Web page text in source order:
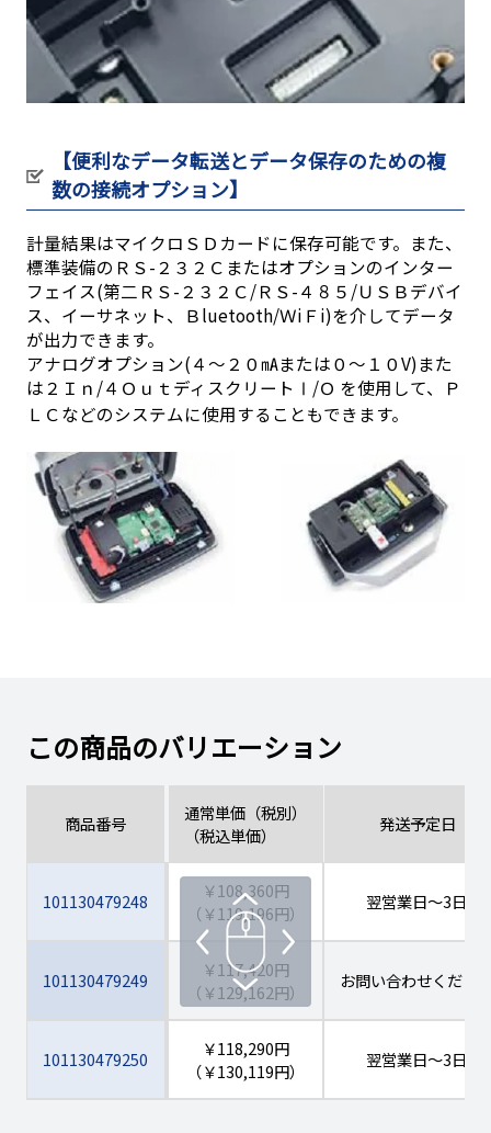
【便利なデータ転送とデータ保存のための複
数の接続オプション】
計量結果はマイクロＳＤカードに保存可能です。また、
標準装備のＲＳ-２３２Ｃまたはオプションのインター
フェイス(第二ＲＳ-２３２Ｃ/ＲＳ-４８５/ＵＳＢデバイ
ス、イーサネット、Ｂluetooth/ＷiＦi)を介してデータ
が出力できます。
アナログオプション(４～２０㎃または０～１０V)また
は２Ｉｎ/４ＯｕｔディスクリートⅠ/Ｏ を使用して、Ｐ
ＬＣなどのシステムに使用することもできます。
この商品のバリエーション
商品番号
通常単価（税別）
（税込単価）
発送予定日
101130479248
￥108,360円
（￥119,196円）
翌営業日～3日
101130479249
￥117,420円
（￥129,162円）
お問い合わせくださ
101130479250
￥118,290円
（￥130,119円）
翌営業日～3日